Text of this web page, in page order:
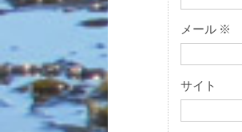
メール ※
サイト